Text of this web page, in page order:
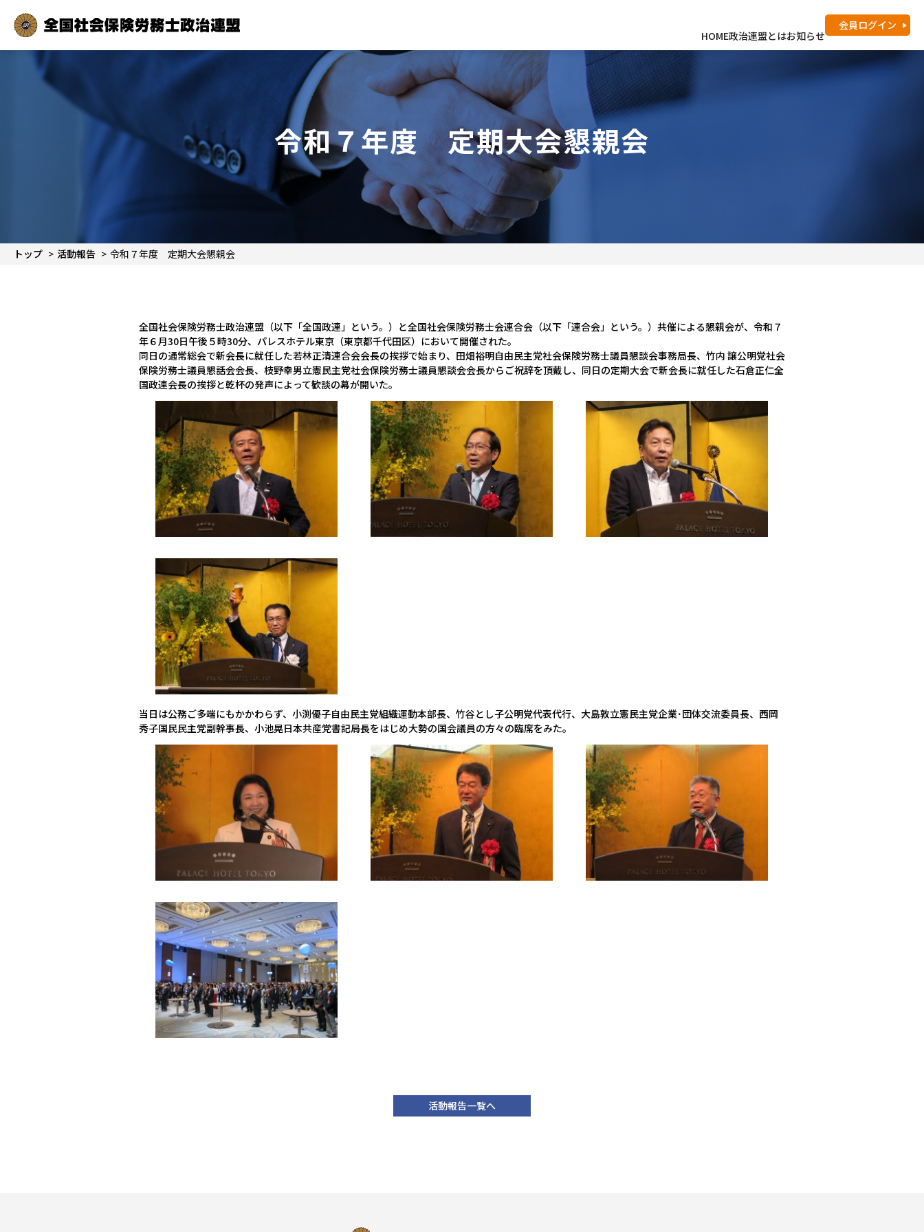
HOME政治連盟とはお知らせ
会員 ログイン
令和７年度 定期大会懇親会
トップ 活動報告 令和７年度 定期大会懇親会
全国社会保険労務士政治連盟（以下「全国政連」という。）と全国社会保険労務士会連合会（以下「連合会」という。）共催による懇親会が、令和７
年６月30日午後５時30分、パレスホテル東京（東京都千代田区）において開催された。
同日の通常総会で新会長に就任した若林正清連合会会長の挨拶で始まり、田畑裕明自由民主党社会保険労務士議員懇談会事務局長、竹内 譲公明党社会
保険労務士議員懇話会会長、枝野幸男立憲民主党社会保険労務士議員懇談会会長からご祝辞を頂戴し、同日の定期大会で新会長に就任した石倉正仁全
国政連会長の挨拶と乾杯の発声によって歓談の幕が開いた。
当日は公務ご多端にもかかわらず、小渕優子自由民主党組織運動本部長、竹谷とし子公明党代表代行、大島敦立憲民主党企業･団体交流委員長、西岡
秀子国民民主党副幹事長、小池晃日本共産党書記局長をはじめ大勢の国会議員の方々の臨席をみた。
活動報告一覧へ